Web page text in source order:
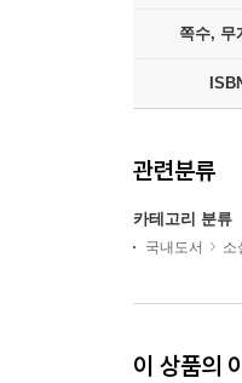
쪽수, 무
관련분류
카테고리 분류
국내도서 소
이 상품의